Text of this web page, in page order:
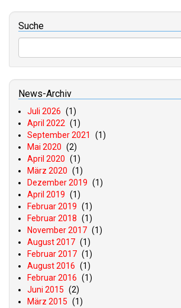
Suche
News-Archiv
Juli 2026 (1)
April 2022 (1)
September 2021
(1)
Mai 2020 (2)
April 2020 (1)
März 2020 (1)
Dezember 2019 (1)
April 2019 (1)
Februar 2019 (1)
Februar 2018 (1)
November 2017 (1)
August 2017 (1)
Februar 2017 (1)
August 2016 (1)
Februar 2016 (1)
Juni 2015 (2)
März 2015 (1)